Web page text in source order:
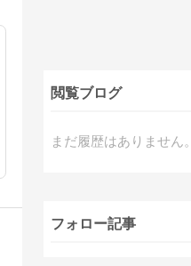
閲覧ブログ
まだ履歴はありません。
フォロー記事